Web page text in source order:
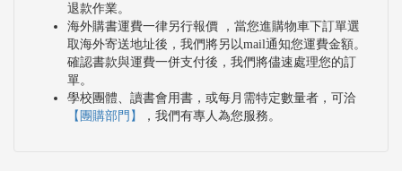
退款作業。
海外購書運費一律另行報價 ，當您進購物車下訂單選
取海外寄送地址後，我們將另以mail通知您運費金額。
確認書款與運費一併支付後，我們將儘速處理您的訂
單。
學校團體、讀書會用書，或每月需特定數量者，可洽
【團購部門】
，我們有專人為您服務。